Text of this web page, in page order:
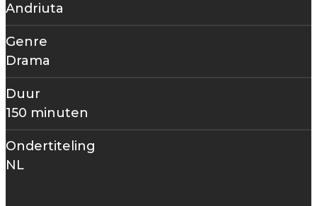
Andriuta
Genre
Drama
Duur
150 minuten
Ondertiteling
NL